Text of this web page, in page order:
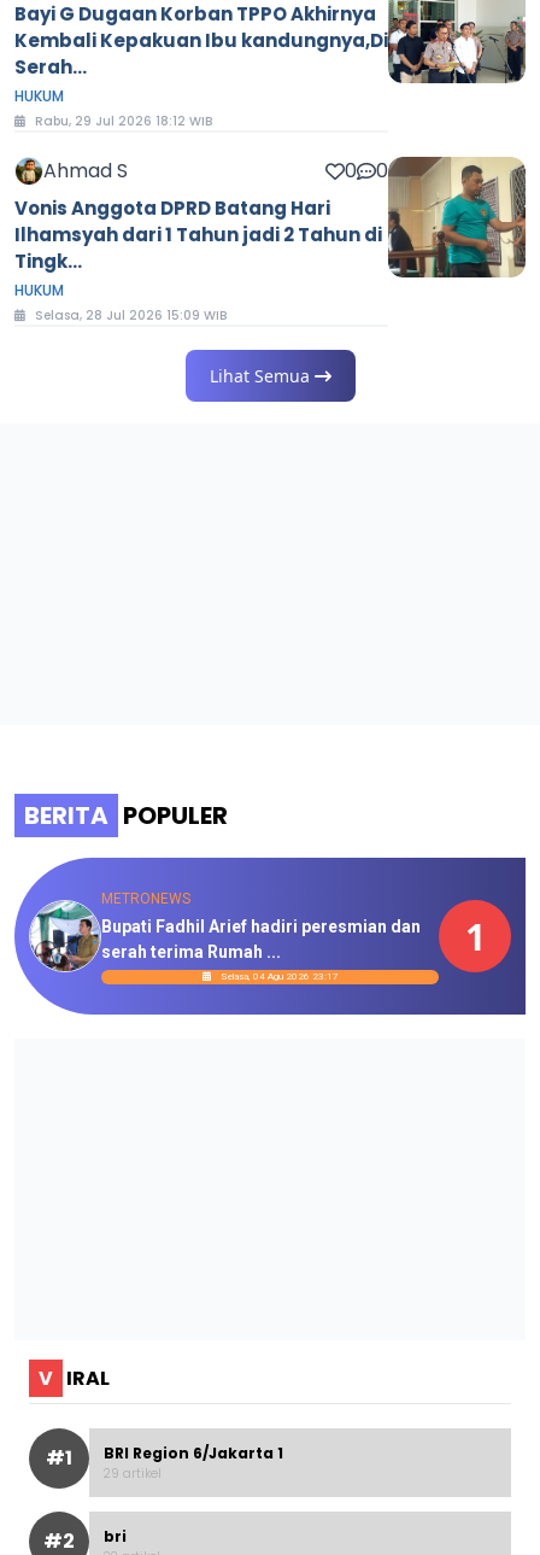
Bayi G Dugaan Korban TPPO Akhirnya
Kembali Kepakuan Ibu kandungnya,Di
Serah...
HUKUM
Rabu, 29 Jul 2026 18:12 WIB
Ahmad S 0 0
Vonis Anggota DPRD Batang Hari
Ilhamsyah dari 1 Tahun jadi 2 Tahun di
Tingk...
HUKUM
Selasa, 28 Jul 2026 15:09 WIB
Lihat Semua
BERITA POPULER
METRONEWS
Bupati Fadhil Arief hadiri peresmian dan
serah terima Rumah ...
Selasa, 04 Agu 2026 23:17
1
V IRAL
#1 BRI Region 6/Jakarta 1
29 artikel
#2 bri